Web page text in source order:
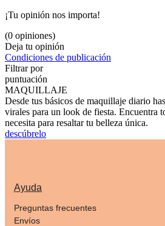
¡Tu opinión nos importa!
(0 opiniones)
Deja tu opinión
Condiciones de publicación
Filtrar por
puntuación
MAQUILLAJE
Desde tus básicos de maquillaje diario
virales para un look de fiesta. Encuentra
necesita para resaltar tu belleza única.
descúbrelo
Ayuda
Preguntas frecuentes
Envíos